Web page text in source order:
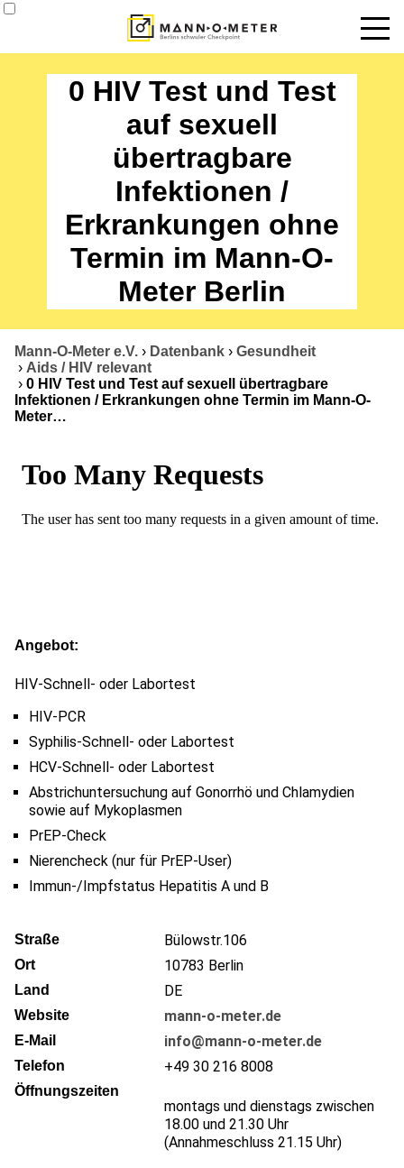
Termine
Angebote
Über uns
Datenbank
Kontakt
0 HIV Test und Test
auf sexuell
übertragbare
Infektionen /
Erkrankungen ohne
Termin im Mann-O-
Meter Berlin
Mann-O-Meter e.V. › Datenbank › Gesundheit
› Aids / HIV relevant
› 0 HIV Test und Test auf sexuell übertragbare
Infektionen / Erkrankungen ohne Termin im Mann-O-
Meter…
Angebot
HIV-Schnell- oder Labortest
HIV-PCR
Syphilis-Schnell- oder Labortest
HCV-Schnell- oder Labortest
Abstrichuntersuchung auf Gonorrhö und Chlamydien
sowie auf Mykoplasmen
PrEP-Check
Nierencheck (nur für PrEP-User)
Immun-/Impfstatus Hepatitis A und B
Straße Bülowstr.106
Ort 10783 Berlin
Land DE
Website mann-o-meter.de
E-Mail info@mann-o-meter.de
Telefon +49 30 216 8008
Öffnungszeiten
montags und dienstags zwischen
18.00 und 21.30 Uhr
(Annahmeschluss 21.15 Uhr)